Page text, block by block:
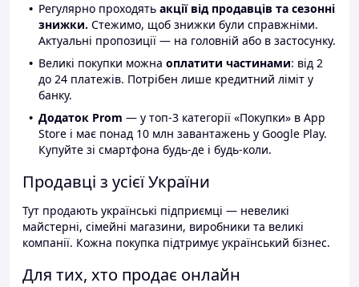
Регулярно проходять акції від продавців та сезонні
знижки. Стежимо, щоб знижки були справжніми.
Актуальні пропозиції — на головній або в застосунку.
Великі покупки можна оплатити частинами: від 2
до 24 платежів. Потрібен лише кредитний ліміт у
банку.
Додаток Prom — у топ-3 категорії «Покупки» в App
Store і має понад 10 млн завантажень у Google Play.
Купуйте зі смартфона будь-де і будь-коли.
Продавці з усієї України
Тут продають українські підприємці — невеликі
майстерні, сімейні магазини, виробники та великі
компанії. Кожна покупка підтримує український бізнес.
Для тих, хто продає онлайн